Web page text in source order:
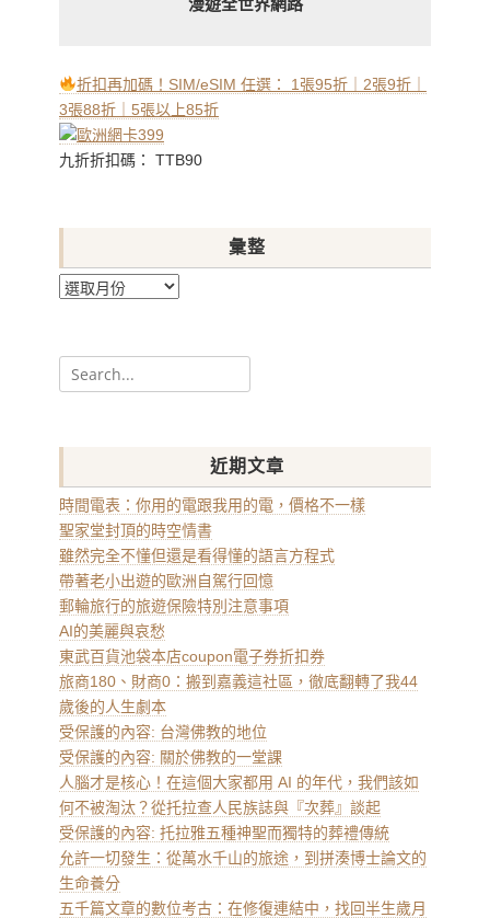
漫遊全世界網路
折扣再加碼！SIM/eSIM 任選： 1張95折｜2張9折｜
3張88折｜5張以上85折
九折折扣碼： TTB90
彙整
彙
Search
for:
近期文章
時間電表：你用的電跟我用的電，價格不一樣
聖家堂封頂的時空情書
雖然完全不懂但還是看得懂的語言方程式
帶著老小出遊的歐洲自駕行回憶
郵輪旅行的旅遊保險特別注意事項
AI的美麗與哀愁
東武百貨池袋本店coupon電子券折扣券
旅商180、財商0：搬到嘉義這社區，徹底翻轉了我44
歲後的人生劇本
受保護的內容: 台灣佛教的地位
受保護的內容: 關於佛教的一堂課
人腦才是核心！在這個大家都用 AI 的年代，我們該如
何不被淘汰？從托拉查人民族誌與『次葬』談起
受保護的內容: 托拉雅五種神聖而獨特的葬禮傳統
允許一切發生：從萬水千山的旅途，到拼湊博士論文的
生命養分
五千篇文章的數位考古：在修復連結中，找回半生歲月